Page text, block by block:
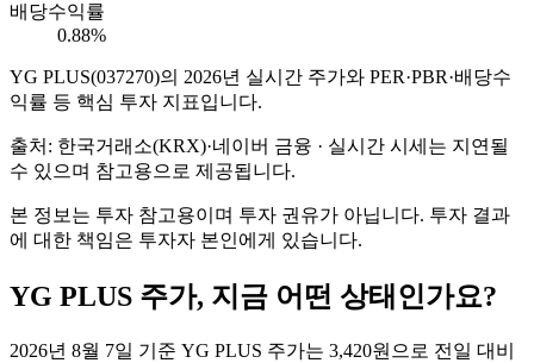
배당수익률
0.88%
YG PLUS(037270)의 2026년 실시간 주가와 PER·PBR·배당수
익률 등 핵심 투자 지표입니다.
출처: 한국거래소(KRX)·네이버 금융 · 실시간 시세는 지연될
수 있으며 참고용으로 제공됩니다.
본 정보는 투자 참고용이며 투자 권유가 아닙니다. 투자 결과
에 대한 책임은 투자자 본인에게 있습니다.
YG PLUS 주가, 지금 어떤 상태인가요?
2026년 8월 7일 기준 YG PLUS 주가는 3,420원으로 전일 대비